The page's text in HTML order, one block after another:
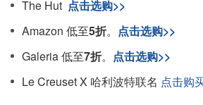
The Hut 点击选购>>
Amazon 低至5折。 点击选购>>
Galeria 低至7折。 点击选购>>
Le Creuset X 哈利波特联名 点击购